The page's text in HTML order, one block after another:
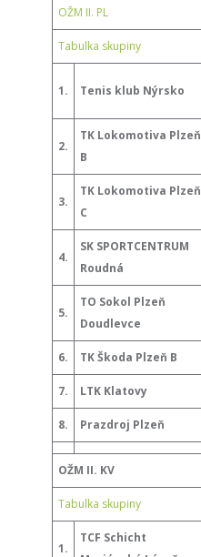
OŽM II. PL
Tabulka skupiny
1. Tenis klub Nýrsko
2.
TK Lokomotiva Plzeň
B
3.
TK Lokomotiva Plzeň
C
4.
SK SPORTCENTRUM
Roudná
5.
TO Sokol Plzeň
Doudlevce
6. TK Škoda Plzeň B
7. LTK Klatovy
8. Prazdroj Plzeň
OŽM II. KV
Tabulka skupiny
1.
TCF Schicht